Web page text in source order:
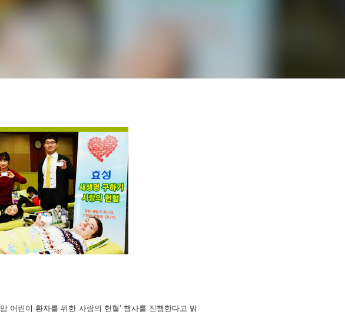
암 어린이 환자를 위한 사랑의 헌혈’ 행사를 진행한다고 밝